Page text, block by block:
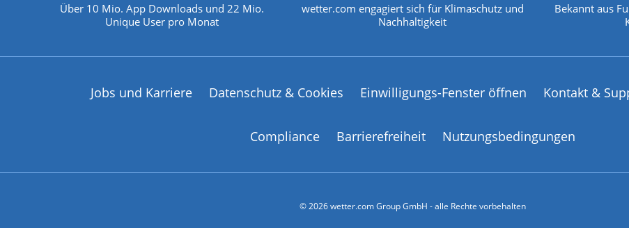
Über 10 Mio. App Downloads und 22 Mio.
Unique User pro Monat
wetter.com engagiert sich für Klimaschutz und
Nachhaltigkeit
Bekannt aus
Jobs und Karriere Datenschutz & Cookies Einwilligungs-Fenster öffnen Kontakt &
Compliance Barrierefreiheit Nutzungsbedingungen
© 2026 wetter.com Group GmbH - alle Rechte vorbehalten